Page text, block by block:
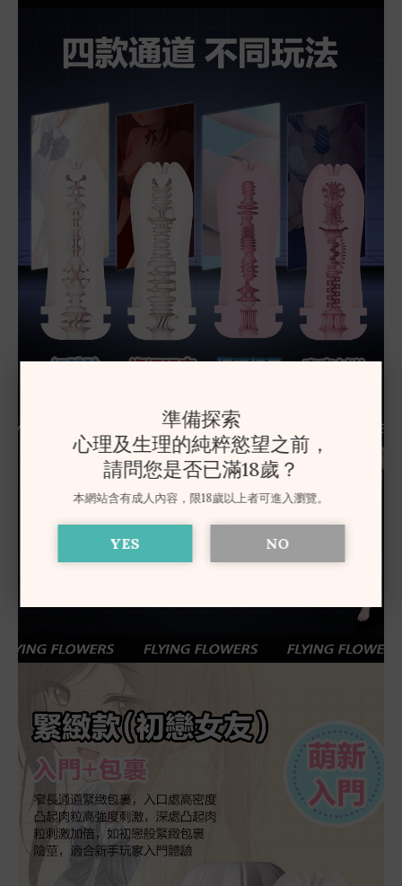
準備探索
心理及生理的純粹慾望之前，
請問您是否已滿18歲？
本網站含有成人內容，限18歲以上者可進入瀏覽。
YES NO